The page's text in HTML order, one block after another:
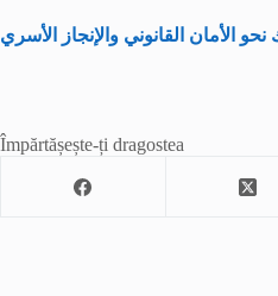
الأمان القانوني والإنجاز الأسري
Împărtășește-ți dragostea